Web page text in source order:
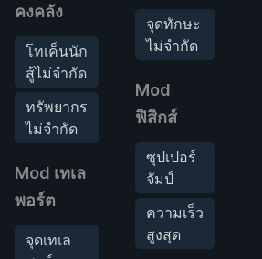
คงคลัง
โทเค็นนัก
สู้ไม่จำกัด
ทรัพยากร
ไม่จำกัด
Mod เทเล
พอร์ต
จุดเทเล
จุดทักษะ
ไม่จำกัด
Mod
ฟิสิกส์
ซุปเปอร์
จัมป์
ความเร็ว
สูงสุด